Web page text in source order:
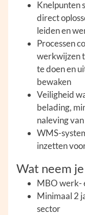
Knelpunten
direct
leiden en
Processen
werkwijzen
te doen en
bewaken
Veiligheid
belading,
naleving
WMS-
inzetten
Wat neem
MBO werk-
Minimaal 2
sector